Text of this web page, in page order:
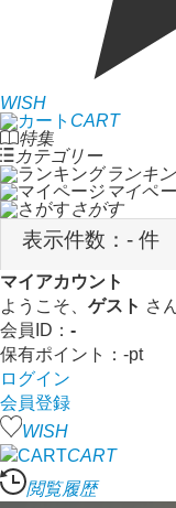
WISH
CART
特集
カテゴリー
ランキ
マイペ
さがす
表示件数：- 件
マイアカウント
ようこそ、 ゲスト さ
会員ID： -
保有ポイント： -pt
ログイン
会員登録
WISH
CART
閲覧履歴